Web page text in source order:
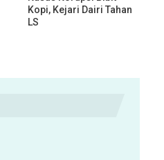
Kopi, Kejari Dairi Tahan
LS